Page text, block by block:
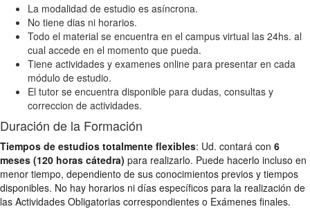
La modalidad de estudio es asíncrona.
No tiene dias ni horarios.
Todo el material se encuentra en el campus virtual las 24hs. al
cual accede en el momento que pueda.
Tiene actividades y examenes online para presentar en cada
módulo de estudio.
El tutor se encuentra disponible para dudas, consultas y
correccion de actividades.
Duración de la Formación
Tiempos de estudios totalmente flexibles: Ud. contará con 6
meses (120 horas cátedra) para realizarlo. Puede hacerlo incluso en
menor tiempo, dependiento de sus conocimientos previos y tiempos
disponibles. No hay horarios ni días específicos para la realización de
las Actividades Obligatorias correspondientes o Exámenes finales.